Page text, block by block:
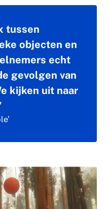
tussen
objecten en
echt
gevolgen van
kijken uit naar